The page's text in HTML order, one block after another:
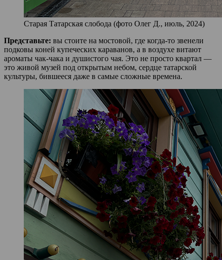
Старая Татарская слобода (фото Олег Д., июль, 2024)
Представьте: вы стоите на мостовой, где когда-то звенели
подковы коней купеческих караванов, а в воздухе витают
ароматы чак-чака и душистого чая. Это не просто квартал —
это живой музей под открытым небом, сердце татарской
культуры, бившееся даже в самые сложные времена.